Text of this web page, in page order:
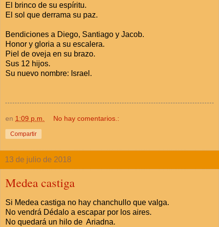
El brinco de su espíritu.
El sol que derrama su paz.
Bendiciones a Diego, Santiago y Jacob.
Honor y gloria a su escalera.
Piel de oveja en su brazo.
Sus 12 hijos.
Su nuevo nombre: Israel.
en 1:09 p.m. No hay comentarios.:
Compartir
13 de julio de 2018
Medea castiga
Si Medea castiga no hay chanchullo que valga.
No vendrá Dédalo a escapar por los aires.
No quedará un hilo de Ariadna.